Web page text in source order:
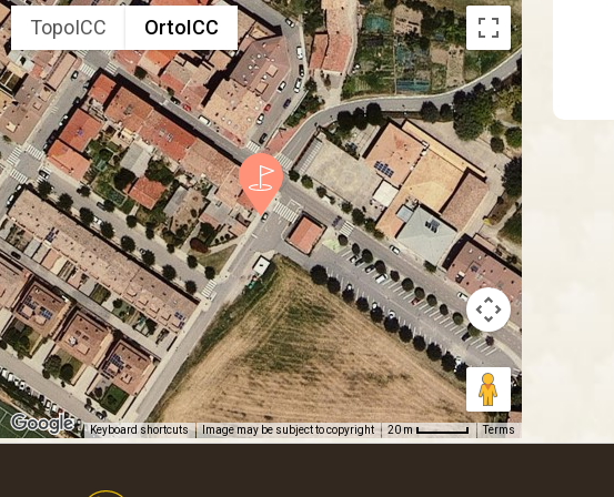
TopoICC OrtoICC
Keyboard shortcuts Image may be subject to copyright 20 m Terms